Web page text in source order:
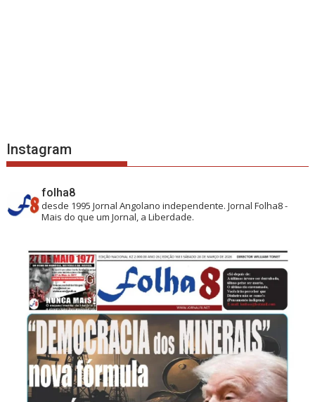
Instagram
folha8
desde 1995 Jornal Angolano independente.Jornal Folha8 -
Mais do que um Jornal, a Liberdade.